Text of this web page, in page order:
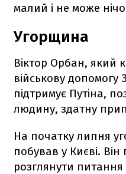
малий і не може
Угорщина
Віктор Орбан, який
військову допомогу
підтримує Путіна,
людину, здатну
На початку липня
побував у Києві.
розглянути